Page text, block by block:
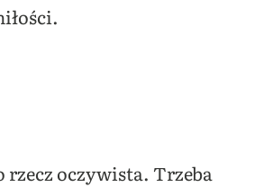
oczywista. Trzeba